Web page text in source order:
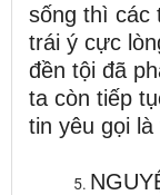
sống thì các
trái ý cực
đền tội đã
ta còn tiếp
tin yêu gọi